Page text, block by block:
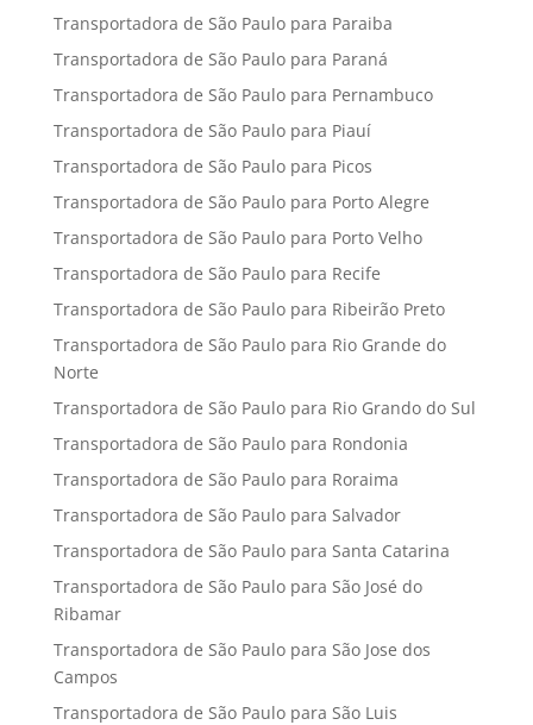
Transportadora de São Paulo para Paraiba
Transportadora de São Paulo para Paraná
Transportadora de São Paulo para Pernambuco
Transportadora de São Paulo para Piauí
Transportadora de São Paulo para Picos
Transportadora de São Paulo para Porto Alegre
Transportadora de São Paulo para Porto Velho
Transportadora de São Paulo para Recife
Transportadora de São Paulo para Ribeirão Preto
Transportadora de São Paulo para Rio Grande do
Norte
Transportadora de São Paulo para Rio Grando do Sul
Transportadora de São Paulo para Rondonia
Transportadora de São Paulo para Roraima
Transportadora de São Paulo para Salvador
Transportadora de São Paulo para Santa Catarina
Transportadora de São Paulo para São José do
Ribamar
Transportadora de São Paulo para São Jose dos
Campos
Transportadora de São Paulo para São Luis